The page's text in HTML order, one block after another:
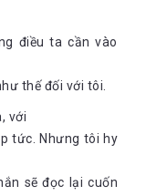
điều ta cần vào
thế đối với tôi.
với
tức. Nhưng tôi hy
sẽ đọc lại cuốn